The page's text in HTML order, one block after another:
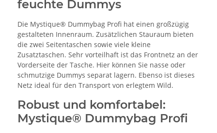
feuchte Dummys
Die Mystique® Dummybag Profi hat einen großzügig
gestalteten Innenraum. Zusätzlichen Stauraum bieten
die zwei Seitentaschen sowie viele kleine
Zusatztaschen. Sehr vorteilhaft ist das Frontnetz an der
Vorderseite der Tasche. Hier können Sie nasse oder
schmutzige Dummys separat lagern. Ebenso ist dieses
Netz ideal für den Transport von erlegtem Wild.
Robust und komfortabel:
Mystique® Dummybag Profi